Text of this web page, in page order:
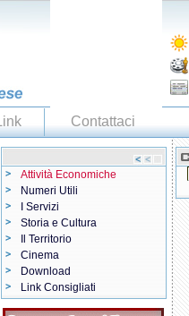
Link Contattaci
Attività Economiche
Numeri Utili
I Servizi
Storia e Cultura
Il Territorio
Cinema
Download
Link Consigliati